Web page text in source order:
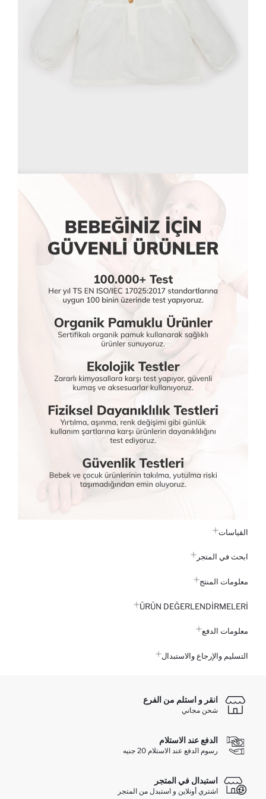
القياسات
ابحث في المتجر
معلومات المنتج
ÜRÜN DEĞERLENDİRMELERİ
معلومات الدفع
التسليم والإرجاع والاستبدال
انقر و استلم من الفرع
شحن مجاني
الدفع عند الاستلام
رسوم الدفع عند الاستلام 20 جنيه
استبدال في المتجر
اشتري أونلاين و استبدل من المتجر